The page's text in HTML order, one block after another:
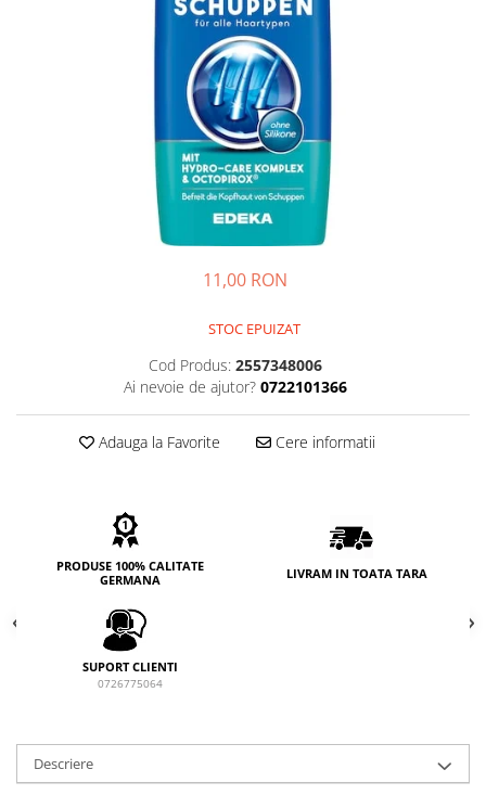
VITAMINE / EFERVESCENTE
INĂLBITOR SI SOLUȚII PENTRU
INDEPĂRTAREA PETELOR
ODORIZANTE DE CAMERĂ
PROSOAPE DE BUCĂTARIE / LAVETE
11,00 RON
STOC EPUIZAT
Cod Produs: 2557348006
Ai nevoie de ajutor? 0722101366
Adauga la Favorite Cere informatii
PRODUSE 100% CALITATE
GERMANA
LIVRAM IN TOATA TARA
SUPORT CLIENTI
0726775064
Descriere